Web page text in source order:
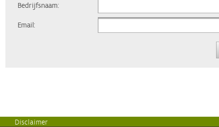
Bedrijfsnaam:
Email:
Disclaimer